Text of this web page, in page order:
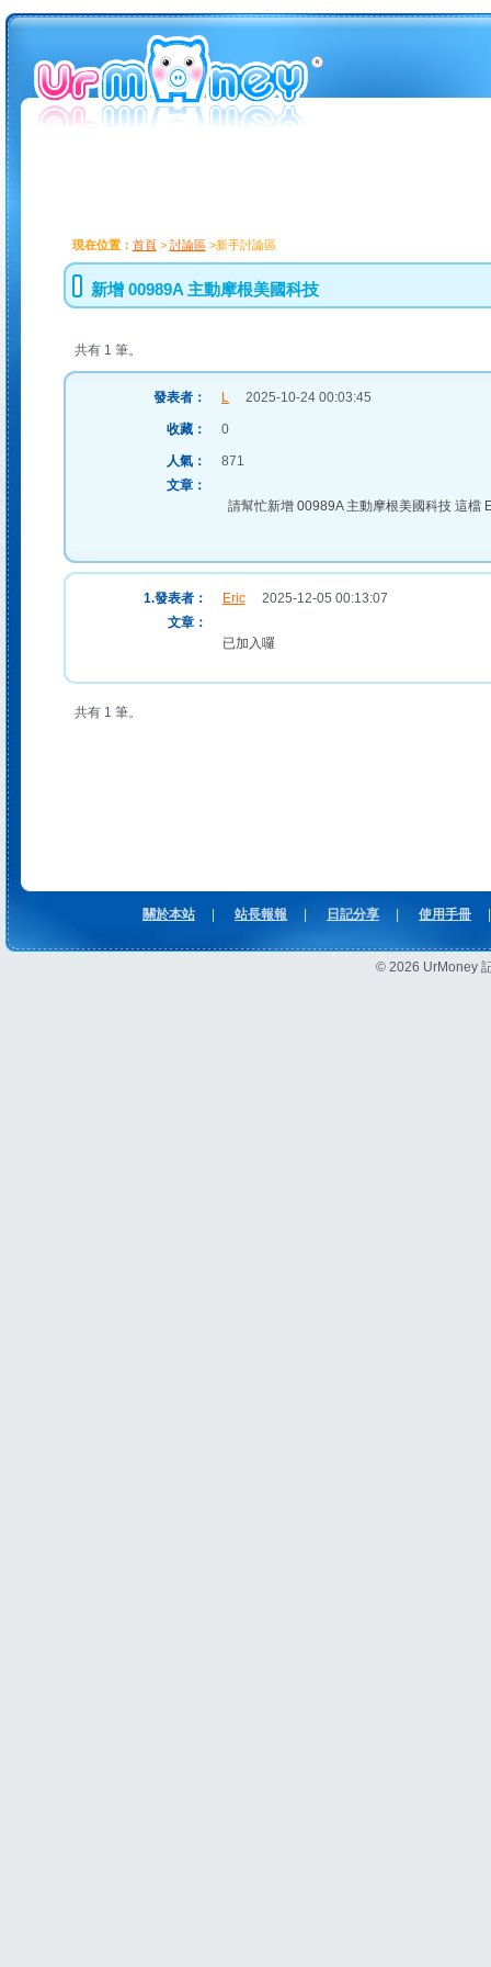
現在位置： 首頁> 討論區>新手討論區
新增 00989A 主動摩根美國科技
共有 1 筆。
發表者： L 2025-10-24 00:03:45
收藏： 0
人氣：
871
文章：
請幫忙新增 00989A 主動摩根美國科技 這檔
1.發表者： Eric2025-12-05 00:13:07
文章：
已加入囉
共有 1 筆。
關於本站 站長報報 日記分享 使用手冊
© 2026 UrMoney